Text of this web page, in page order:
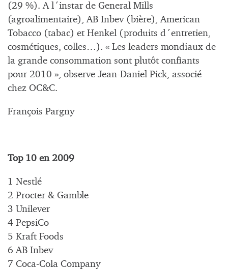
(29 %). A l´instar de General Mills
(agroalimentaire), AB Inbev (bière), American
Tobacco (tabac) et Henkel (produits d´entretien,
cosmétiques, colles…). « Les leaders mondiaux de
la grande consommation sont plutôt confiants
pour 2010 », observe Jean-Daniel Pick, associé
chez OC&C.
François Pargny
Top 10 en 2009
1 Nestlé
2 Procter & Gamble
3 Unilever
4 PepsiCo
5 Kraft Foods
6 AB Inbev
7 Coca-Cola Company